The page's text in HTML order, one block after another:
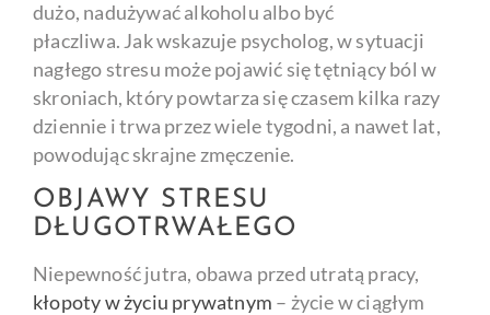
dużo, nadużywać alkoholu albo być
płaczliwa. Jak wskazuje psycholog, w sytuacji
nagłego stresu może pojawić się tętniący ból w
skroniach, który powtarza się czasem kilka razy
dziennie i trwa przez wiele tygodni, a nawet lat,
powodując skrajne zmęczenie.
OBJAWY STRESU
DŁUGOTRWAŁEGO
Niepewność jutra, obawa przed utratą pracy,
kłopoty w życiu prywatnym – życie w ciągłym